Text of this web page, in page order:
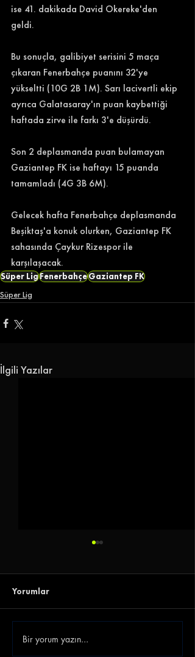
ise 41. dakikada David Okereke'den
geldi.
Bu sonuçla, galibiyet serisini 5 maça
çıkaran Fenerbahçe puanını 32'ye
yükseltti (10G 2B 1M). Sarı lacivertli ekip
ayrıca Galatasaray'ın puan kaybettiği
haftada zirve ile farkı 3'e düşürdü.
Son 2 deplasmanda puan bulamayan
Gaziantep FK ise haftayı 15 puanda
tamamladı (4G 3B 6M).
Gelecek hafta Fenerbahçe deplasmanda
Beşiktaş'a konuk olurken, Gaziantep FK
sahasında Çaykur Rizespor ile
karşılaşacak.
Süper LigFenerbahçeGaziantep FK
Süper Lig
İlgili Yazılar
Gençlerbirliği Gökhan
Yorumlar
Bir yorum yazın...